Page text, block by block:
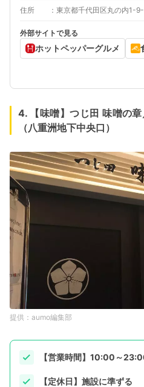
住所 東京都千代田区丸の内1-
外部サイトで見る
ホットペッパーグルメ
4. 【味噌】つじ田 味噌の
（八重洲地下中央口）
aumo編集部
【営業時間】10:00～
【定休日】施設に準ずる